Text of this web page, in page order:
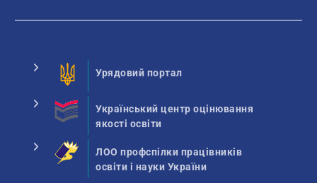
Урядовий портал
Український центр оцінювання
якості освіти
ЛОО профспілки працівників
освіти і науки України